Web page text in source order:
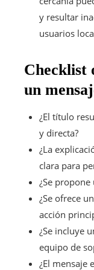
y resultar
usuarios
Checklist
un
¿El título
y directa?
¿La
clara para
¿Se
¿Se ofrece
acción
¿Se incluye
equipo de
¿El mensaje